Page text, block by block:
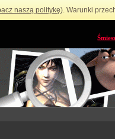
naszą politykę). Warunki